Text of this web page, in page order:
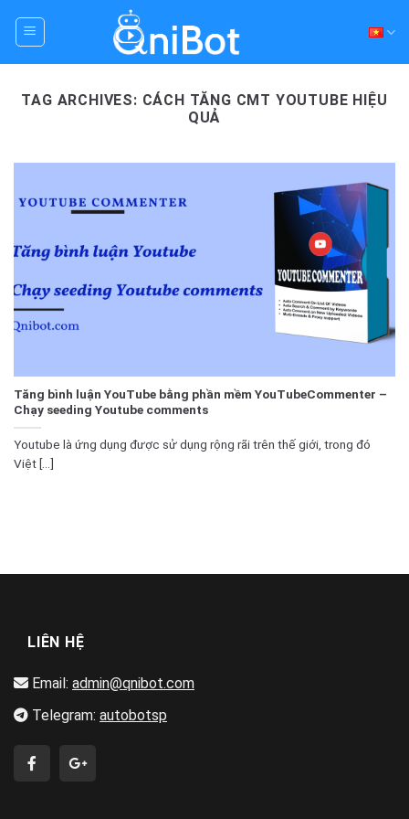
TAG ARCHIVES: CÁCH TĂNG CMT YOUTUBE HIỆU
QUẢ
Tăng bình luận YouTube bằng phần mềm YouTubeCommenter –
Chạy seeding Youtube comments
Youtube là ứng dụng được sử dụng rộng rãi trên thế giới, trong đó
Việt [...]
LIÊN HỆ
Email: admin@qnibot.com
Telegram: autobotsp